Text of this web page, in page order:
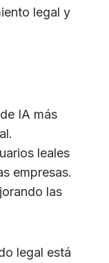
legal y
IA más
leales
empresas.
las
legal está